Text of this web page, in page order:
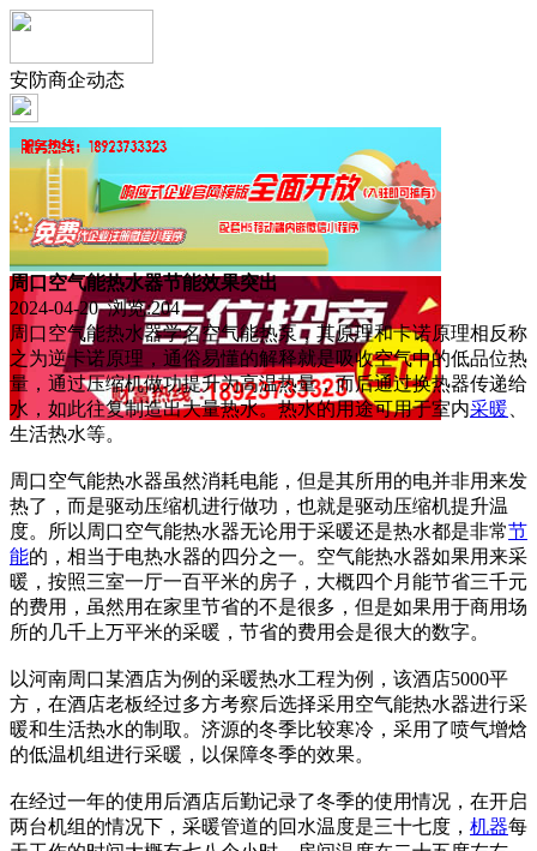
安防商企动态
周口空气能热水器节能效果突出
2024-04-20 浏览:204
周口空气能热水器学名空气能热泵，其原理和卡诺原理相反称
之为逆卡诺原理，通俗易懂的解释就是吸收空气中的低品位热
量，通过压缩机做功提升为高温热量，而后通过换热器传递给
水，如此往复制造出大量热水。热水的用途可用于室内采暖
生活热水等。
周口空气能热水器虽然消耗电能，但是其所用的电并非用来发
热了，而是驱动压缩机进行做功，也就是驱动压缩机提升温
度。所以周口空气能热水器无论用于采暖还是热水都是非常节
能的，相当于电热水器的四分之一。空气能热水器如果用来采
暖，按照三室一厅一百平米的房子，大概四个月能节省三千元
的费用，虽然用在家里节省的不是很多，但是如果用于商用场
所的几千上万平米的采暖，节省的费用会是很大的数字。
以河南周口某酒店为例的采暖热水工程为例，该酒店5000平
方，在酒店老板经过多方考察后选择采用空气能热水器进行采
暖和生活热水的制取。济源的冬季比较寒冷，采用了喷气增焓
的低温机组进行采暖，以保障冬季的效果。
在经过一年的使用后酒店后勤记录了冬季的使用情况，在开启
两台机组的情况下，采暖管道的回水温度是三十七度， 机器每